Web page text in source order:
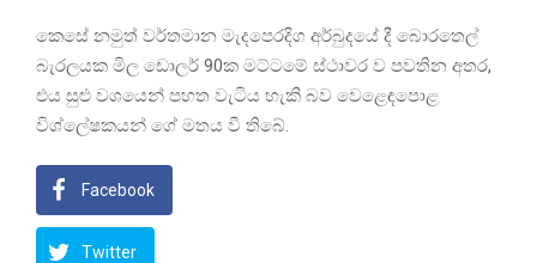
කෙසේ නමුත් වර්තමාන මැදපෙරදිග අර්බුදයේ දී බොරතෙල්
බැරලයක මිල ඩොලර් 90ක මට්ටමේ ස්ථාවර ව පවතින අතර,
එය සුළු වශයෙන් පහත වැටිය හැකි බව වෙළෙඳපොළ
විශ්ලේෂකයන් ගේ මතය වී තිබේ.
Facebook
Twitter